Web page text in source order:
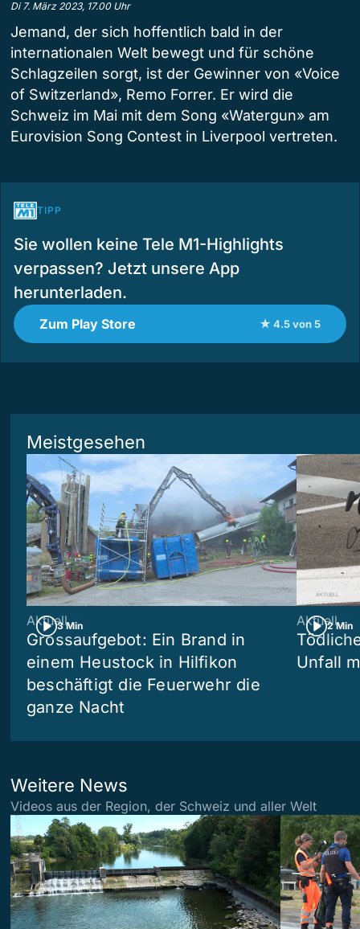
Di 7. März 2023, 17.00 Uhr
Jemand, der sich hoffentlich bald in der
internationalen Welt bewegt und für schöne
Schlagzeilen sorgt, ist der Gewinner von «Voice
of Switzerland», Remo Forrer. Er wird die
Schweiz im Mai mit dem Song «Watergun» am
Eurovision Song Contest in Liverpool vertreten.
TIPP
Sie wollen keine Tele M1-Highlights
verpassen? Jetzt unsere App
herunterladen.
Zum Play Store ★ 4.5 von 5
Meistgesehen
3 Min
Aktuell
Grossaufgebot: Ein Brand in
einem Heustock in Hilfikon
beschäftigt die Feuerwehr die
ganze Nacht
2 Min
Aktuell
Unfall
Weitere News
Videos aus der Region, der Schweiz und aller Welt